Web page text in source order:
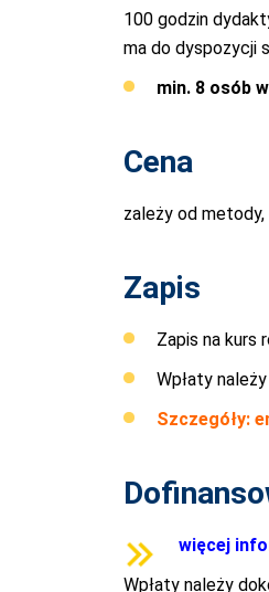
100 godzin
ma do dyspozycji
min. 8 osób
Cena
zależy od metody,
Zapis
Zapis na kurs
Wpłaty
Szczegóły:
więcej
Wpłaty należy